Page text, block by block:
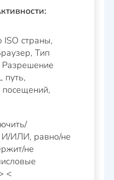
страны,
Тип
Разрешение
путь,
посещений,
И/ИЛИ, равно/не
не
<